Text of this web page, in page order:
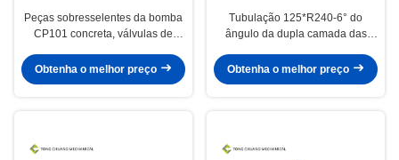
Peças sobresselentes da bomba
CP101 concreta, válvulas de
desempenho 8bar
Obtenha o melhor preço
Tubulação 125*R240-6° do
ângulo da dupla camada das
de concreto HRC65
Obtenha o melhor preço